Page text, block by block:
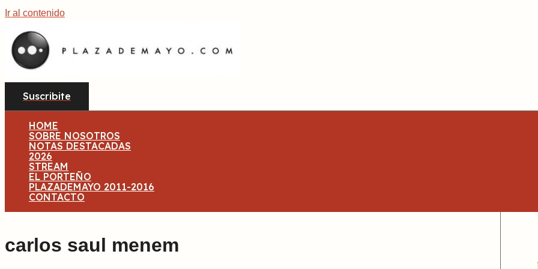
Ir al contenido
Suscribite
HOME
SOBRE NOSOTROS
NOTAS DESTACADAS
2026
STREAM
EL PORTEÑO
PLAZADEMAYO 2011-2016
CONTACTO
carlos saul menem